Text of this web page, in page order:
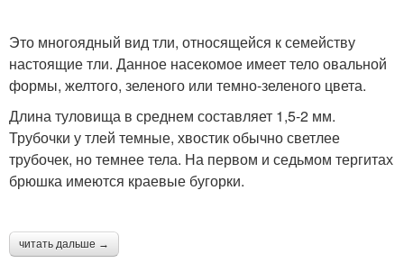
Это многоядный вид тли, относящейся к семейству
настоящие тли. Данное насекомое имеет тело овальной
формы, желтого, зеленого или темно-зеленого цвета.
Длина туловища в среднем составляет 1,5-2 мм.
Трубочки у тлей темные, хвостик обычно светлее
трубочек, но темнее тела. На первом и седьмом тергитах
брюшка имеются краевые бугорки.
читать дальше →